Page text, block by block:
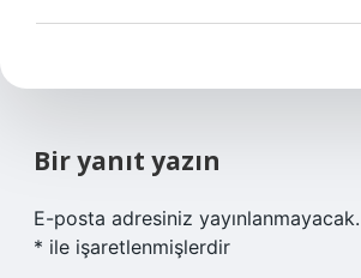
Bir yanıt yazın
E-posta adresiniz yayınlanmayacak.
* ile işaretlenmişlerdir